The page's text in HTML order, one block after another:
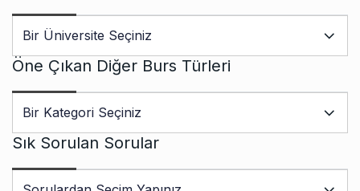
Öne Çıkan Diğer Burs Türleri
Sık Sorulan Sorular